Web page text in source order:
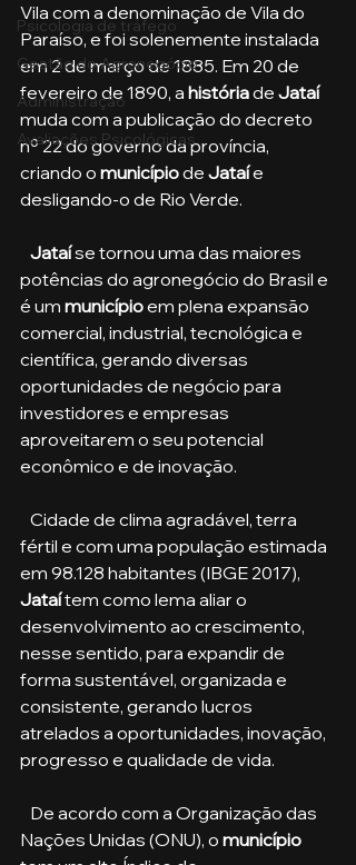
Psicologia de tráfego
Gestão do Agronegócio
Administração
Avaliações Psicológicas
Vila com a denominação de Vila do
Paraíso, e foi solenemente instalada
em 2 de março de 1885. Em 20 de
fevereiro de 1890, a história de Jataí
muda com a publicação do decreto
nº 22 do governo da província,
criando o município de Jataí e
desligando-o de Rio Verde.
Jataí se tornou uma das maiores
potências do agronegócio do Brasil e
é um município em plena expansão
comercial, industrial, tecnológica e
científica, gerando diversas
oportunidades de negócio para
investidores e empresas
aproveitarem o seu potencial
econômico e de inovação.
fértil e com uma população estimada
em 98.128 habitantes (IBGE 2017),
Jataí tem como lema aliar o
desenvolvimento ao crescimento,
nesse sentido, para expandir de
forma sustentável, organizada e
consistente, gerando lucros
atrelados a oportunidades, inovação,
progresso e qualidade de vida.
Nações Unidas (ONU), o município